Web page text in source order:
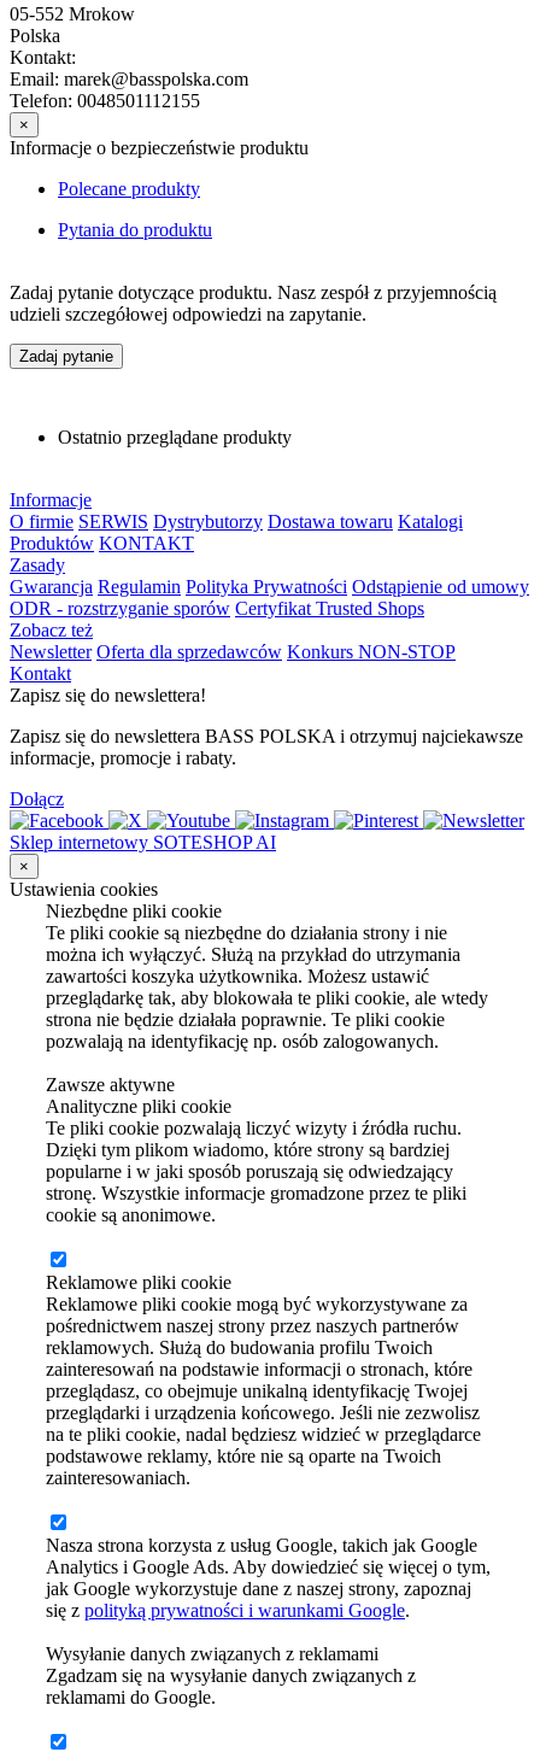
05-552 Mrokow
Polska
Kontakt:
Email: marek@basspolska.com
Telefon: 0048501112155
×
Informacje o bezpieczeństwie produktu
Polecane produkty
Pytania do produktu
Zadaj pytanie dotyczące produktu. Nasz zespół z przyjemnością
udzieli szczegółowej odpowiedzi na zapytanie.
Zadaj pytanie
Ostatnio przeglądane produkty
Informacje
O firmie SERWIS Dystrybutorzy Dostawa towaru Katalogi
Produktów KONTAKT
Zasady
Gwarancja Regulamin Polityka Prywatności Odstąpienie od umowy
ODR - rozstrzyganie sporów Certyfikat Trusted Shops
Zobacz też
Newsletter Oferta dla sprzedawców Konkurs NON-STOP
Kontakt
Zapisz się do newslettera!
Zapisz się do newslettera BASS POLSKA i otrzymuj najciekawsze
informacje, promocje i rabaty.
Dołącz
Sklep internetowy SOTESHOP AI
×
Ustawienia cookies
Niezbędne pliki cookie
Te pliki cookie są niezbędne do działania strony i nie
można ich wyłączyć. Służą na przykład do utrzymania
zawartości koszyka użytkownika. Możesz ustawić
przeglądarkę tak, aby blokowała te pliki cookie, ale wtedy
strona nie będzie działała poprawnie. Te pliki cookie
pozwalają na identyfikację np. osób zalogowanych.
Zawsze aktywne
Analityczne pliki cookie
Te pliki cookie pozwalają liczyć wizyty i źródła ruchu.
Dzięki tym plikom wiadomo, które strony są bardziej
popularne i w jaki sposób poruszają się odwiedzający
stronę. Wszystkie informacje gromadzone przez te pliki
cookie są anonimowe.
Reklamowe pliki cookie
Reklamowe pliki cookie mogą być wykorzystywane za
pośrednictwem naszej strony przez naszych partnerów
reklamowych. Służą do budowania profilu Twoich
zainteresowań na podstawie informacji o stronach, które
przeglądasz, co obejmuje unikalną identyfikację Twojej
przeglądarki i urządzenia końcowego. Jeśli nie zezwolisz
na te pliki cookie, nadal będziesz widzieć w przeglądarce
podstawowe reklamy, które nie są oparte na Twoich
zainteresowaniach.
Nasza strona korzysta z usług Google, takich jak Google
Analytics i Google Ads. Aby dowiedzieć się więcej o tym,
jak Google wykorzystuje dane z naszej strony, zapoznaj
się z polityką prywatności i warunkami Google.
Wysyłanie danych związanych z reklamami
Zgadzam się na wysyłanie danych związanych z
reklamami do Google.